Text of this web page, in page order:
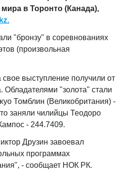
в Торонто (Канада),
"бронзу" в соревнованиях
(произвольная
свое выступление получили от
Обладателями "золота" стали
Томблин (Великобритания) -
заняли чилийцы Теодоро
- 244.7409.
Друзин завоевал
программах
- сообщает НОК РК.